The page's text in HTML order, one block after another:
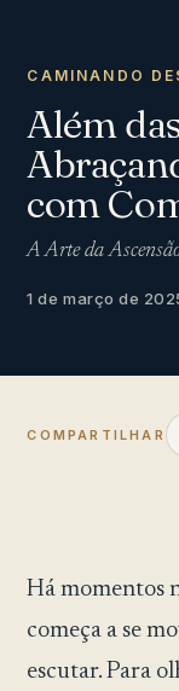
CAMINANDO
Além
com
A Arte da
1 de março de
COMPARTILHAR
Há momentos
começa a se
escutar. Para